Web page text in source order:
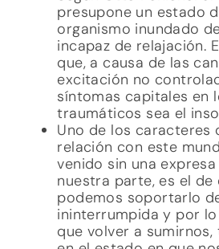
presupone un estado
organismo inundado
incapaz de relajación.
que, a causa de las
excitación no
síntomas capitales en
traumáticos sea el
Uno de los caracteres
relación con este
venido sin una
nuestra parte, es el de
podemos soportarlo
ininterrumpida y por
que volver a